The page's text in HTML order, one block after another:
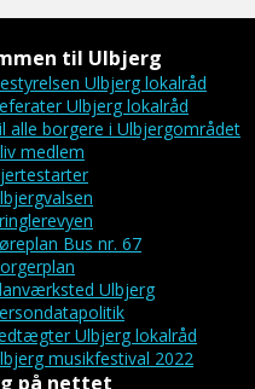
til Ulbjerg
Ulbjerg lokalråd
Ulbjerg lokalråd
alle borgere i Ulbjergområdet
medlem
Bus nr. 67
Ulbjerg
Ulbjerg lokalråd
musikfestival 2022
på nettet